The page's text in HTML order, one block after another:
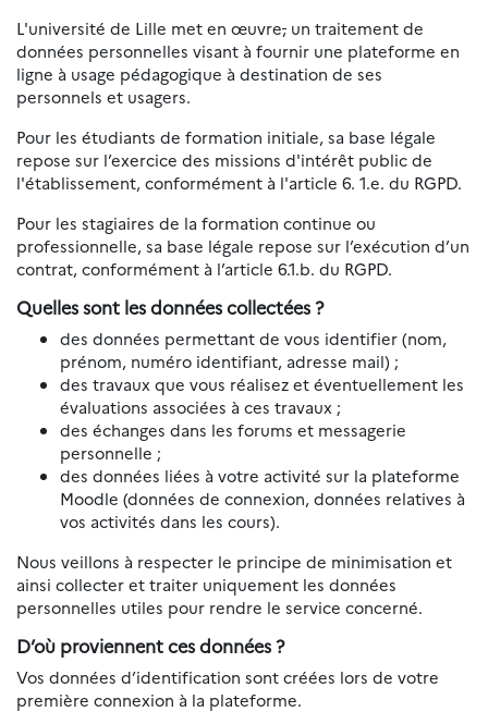
L'université de Lille met en œuvre, un traitement de
données personnelles visant à fournir une plateforme en
ligne à usage pédagogique à destination de ses
personnels et usagers.
Pour les étudiants de formation initiale, sa base légale
repose sur l’exercice des missions d'intérêt public de
l'établissement, conformément à l'article 6. 1.e. du RGPD.
Pour les stagiaires de la formation continue ou
professionnelle, sa base légale repose sur l’exécution d’un
contrat, conformément à l’article 6.1.b. du RGPD.
Quelles sont les données collectées ?
des données permettant de vous identifier (nom,
prénom, numéro identifiant, adresse mail) ;
des travaux que vous réalisez et éventuellement les
évaluations associées à ces travaux ;
des échanges dans les forums et messagerie
personnelle ;
des données liées à votre activité sur la plateforme
Moodle (données de connexion, données relatives à
vos activités dans les cours).
Nous veillons à respecter le principe de minimisation et
ainsi collecter et traiter uniquement les données
personnelles utiles pour rendre le service concerné.
D’où proviennent ces données ?
Vos données d’identification sont créées lors de votre
première connexion à la plateforme.